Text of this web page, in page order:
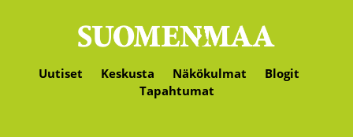
Uutiset Keskusta Näkökulmat
Blogit
Tapahtumat